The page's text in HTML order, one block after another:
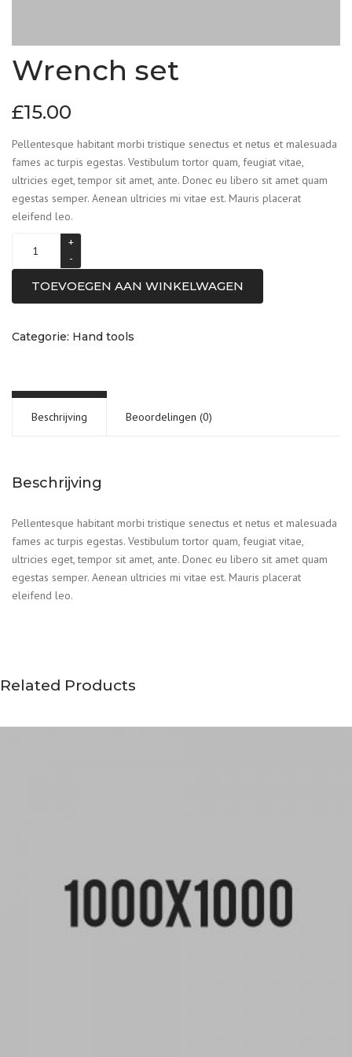
Wrench set
£15.00
Pellentesque habitant morbi tristique senectus et netus et malesuada
fames ac turpis egestas. Vestibulum tortor quam, feugiat vitae,
ultricies eget, tempor sit amet, ante. Donec eu libero sit amet quam
egestas semper. Aenean ultricies mi vitae est. Mauris placerat
eleifend leo.
TOEVOEGEN AAN WINKELWAGEN
Categorie: Hand tools
Beschrijving Beoordelingen (0)
Beschrijving
Pellentesque habitant morbi tristique senectus et netus et malesuada
fames ac turpis egestas. Vestibulum tortor quam, feugiat vitae,
ultricies eget, tempor sit amet, ante. Donec eu libero sit amet quam
egestas semper. Aenean ultricies mi vitae est. Mauris placerat
eleifend leo.
Related Products